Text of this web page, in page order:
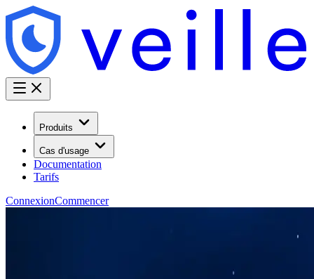
Produits
Cas d'usage
Documentation
Tarifs
ConnexionCommencer